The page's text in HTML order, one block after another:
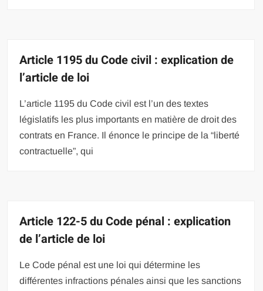
Article 1195 du Code civil : explication de
l’article de loi
L’article 1195 du Code civil est l’un des textes
législatifs les plus importants en matière de droit des
contrats en France. Il énonce le principe de la “liberté
contractuelle”, qui
Article 122-5 du Code pénal : explication
de l’article de loi
Le Code pénal est une loi qui détermine les
différentes infractions pénales ainsi que les sanctions